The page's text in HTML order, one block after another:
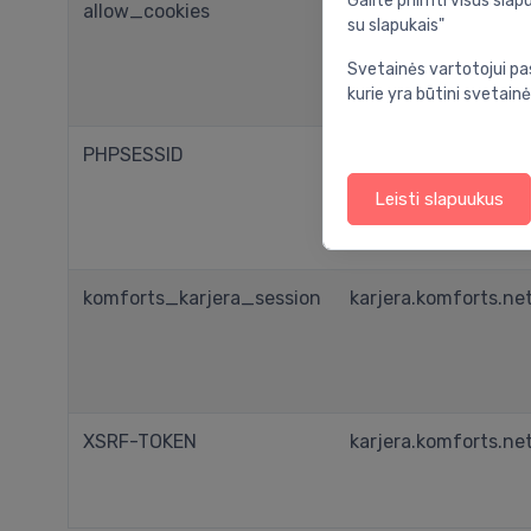
allow_cookies komforts.net
PHPSESSID
komforts_karjera_session karjera.komforts.net
XSRF-TOKEN karjera.komforts.net
su slapukais"
Svetainės vartotojui
kurie yra būtini
Leisti slapuukus